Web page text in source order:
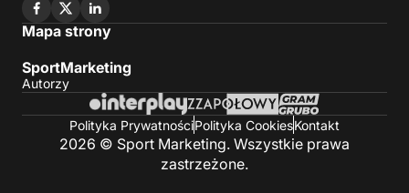
Mapa strony
SportMarketing
Autorzy
Polityka PrywatnościPolityka CookiesKontakt
2026 © Sport Marketing. Wszystkie prawa
zastrzeżone.